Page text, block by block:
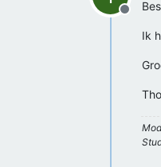
Offline
Ik